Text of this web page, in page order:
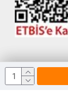
© 2025, Tüm